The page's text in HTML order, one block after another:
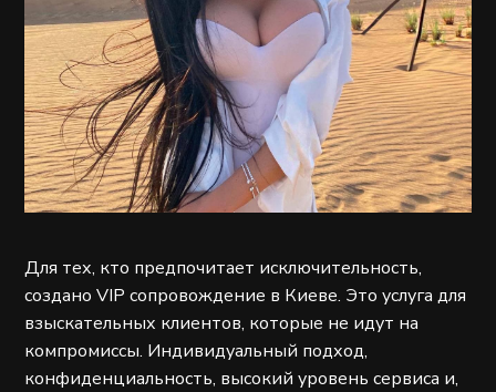
Для тех, кто предпочитает исключительность,
создано VIP сопровождение в Киеве. Это услуга для
взыскательных клиентов, которые не идут на
компромиссы. Индивидуальный подход,
конфиденциальность, высокий уровень сервиса и,